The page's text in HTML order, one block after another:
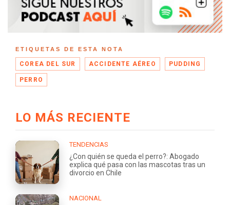
ETIQUETAS DE ESTA NOTA
COREA DEL SUR ACCIDENTE AÉREO PUDDING
PERRO
LO MÁS RECIENTE
TENDENCIAS
¿Con quién se queda el perro?: Abogado
explica qué pasa con las mascotas tras un
divorcio en Chile
NACIONAL